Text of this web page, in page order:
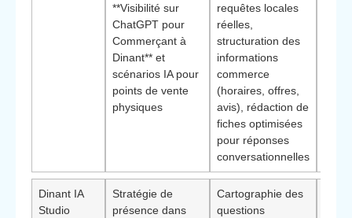
**Visibilité sur
ChatGPT pour
Commerçant à
Dinant** et
scénarios IA pour
points de vente
physiques
requêtes locales
réelles,
structuration des
informations
commerce
(horaires, offres,
avis), rédaction de
fiches optimisées
pour réponses
conversationnelles
Dinant IA
Studio
Stratégie de
présence dans
Cartographie des
questions